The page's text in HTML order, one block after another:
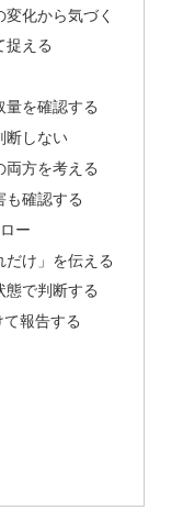
化から気づく
捉える
を確認する
断しない
方を考える
も確認する
ー
け」を伝える
態で判断する
報告する